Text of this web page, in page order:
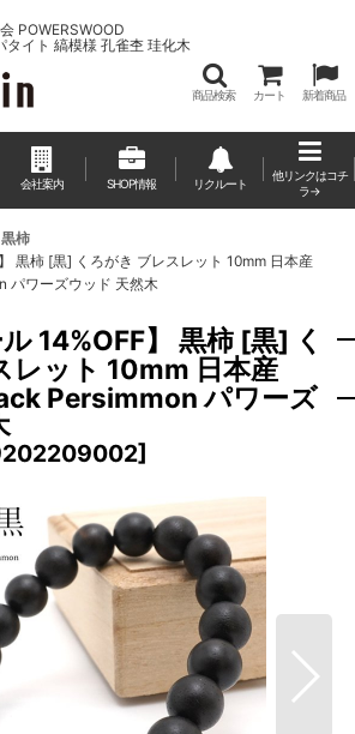
POWERSWOOD
タイト 縞模様 孔雀杢 珪化木
商品検索 カート 新着商品
会社案内 SHOP情報 リクルート
他リンクはコチ
ラ→
黒柿
黒柿 [黒] くろがき ブレスレット 10mm 日本産
パワーズウッド 天然木
14%OFF】 黒柿 [黒] く
レット 10mm 日本産
Persimmon パワーズ
]